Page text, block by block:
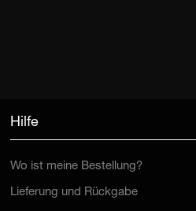
Hilfe
Wo ist meine Bestellung?
Lieferung und Rückgabe